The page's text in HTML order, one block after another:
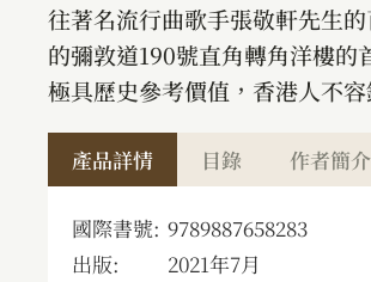
往著名流行曲歌手張敬軒先生
的彌敦道190號直角轉角洋樓
極具歷史參考價值，香港人不容
產品詳情 目錄 作者簡介
國際書號: 9789887658283
出版:
2021年7月